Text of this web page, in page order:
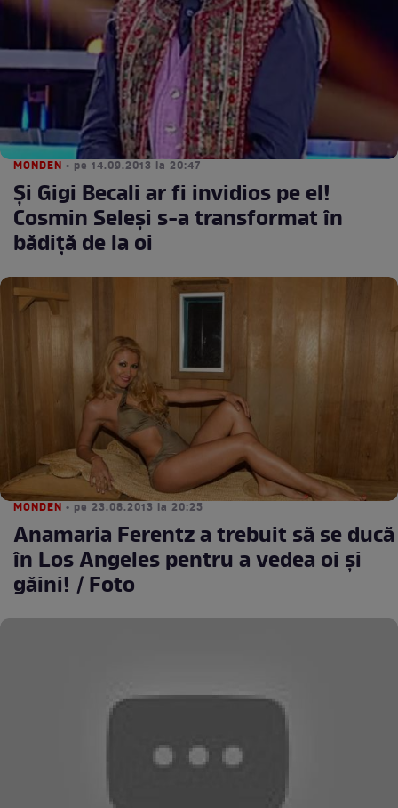
MONDEN • pe 14.09.2013 la 20:47
Şi Gigi Becali ar fi invidios pe el!
Cosmin Seleşi s-a transformat în
bădiţă de la oi
MONDEN • pe 23.08.2013 la 20:25
Anamaria Ferentz a trebuit să se ducă
în Los Angeles pentru a vedea oi şi
găini! / Foto